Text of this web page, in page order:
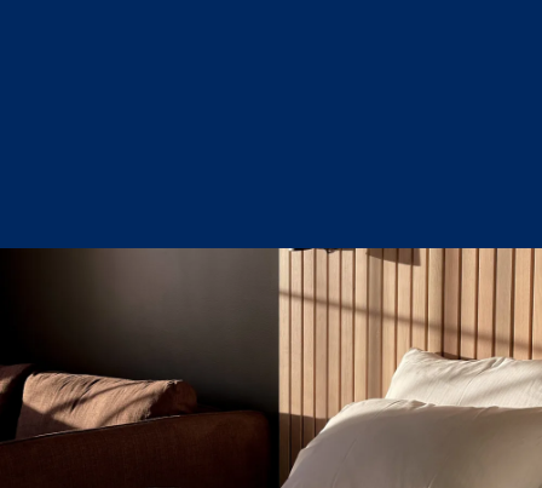
Uansett hvordan du ønsker å bo, vil du kunne finne
et alternativ som passer dine behov. Velg mellom
leiligheter, storhytter, mindre hytter eller moderne
og la ferien starte!